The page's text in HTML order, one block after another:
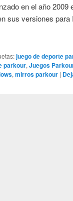
en el año
sus versiones
juego de deporte
parkour,Juegos
,mirros parkour |